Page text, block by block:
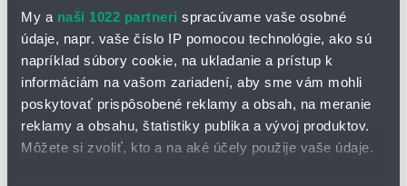
My a naši 1022 partneri spracúvame vaše osobné
údaje, napr. vaše číslo IP pomocou technológie, ako sú
napríklad súbory cookie, na ukladanie a prístup k
informáciám na vašom zariadení, aby sme vám mohli
poskytovať prispôsobené reklamy a obsah, na meranie
reklamy a obsahu, štatistiky publika a vývoj produktov.
Môžete si zvoliť, kto a na aké účely použije vaše údaje.
E-spool flex 2.0 je nová verzia káblového bubnu bez zberného
krúžku. Možno ho použiť pre káble s priemerom od 5 do 15 mm.
Kábel je bezpečne vedený priechodkou, aby bylo zaistné správne
navinutie.
bez zberného krúžku: bezkontaktné riešenie bez opotrebenia
vplyvom korózie či nečistôt